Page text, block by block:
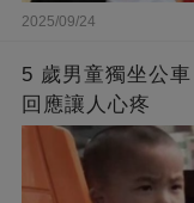
2025/09/24
5 歲男童獨坐公
回應讓人心疼